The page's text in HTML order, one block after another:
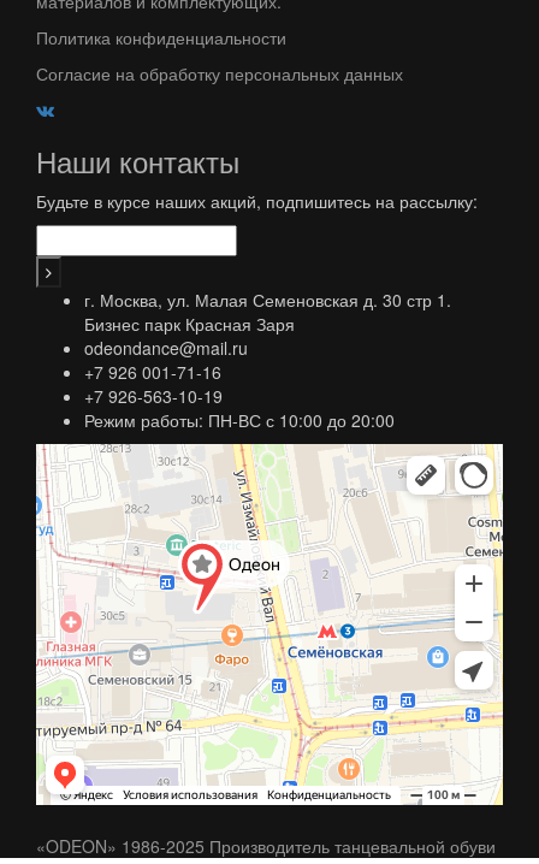
Политика конфиденциальности
Согласие на обработку персональных данных
Наши контакты
Будьте в курсе наших акций, подпишитесь на рассылку:
г. Москва, ул. Малая Семеновская д. 30 стр 1.
Бизнес парк Красная Заря
odeondance@mail.ru
+7 926 001-71-16
+7 926-563-10-19
Режим работы: ПН-ВС с 10:00 до 20:00
«ODEON» 1986-2025 Производитель танцевальной обуви